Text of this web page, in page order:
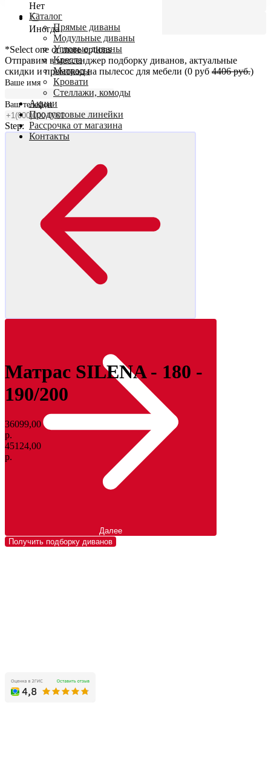
Нет
Иногда
*Select one or more options
Отправим в мессенджер подборку диванов, актуальные
скидки и промокод на пылесос для мебели (0 руб 4406 руб.)
Ваше имя
Ваш телефон
Step:
Далее
Получить подборку диванов
Каталог
Прямые диваны
Модульные диваны
Угловые диваны
Кресла
Матрасы
Кровати
Стеллажи, комоды
Акции
Продуктовые линейки
Рассрочка от магазина
Контакты
Матрас SILENA - 180 -
190/200
36099,00
р.
45124,00
р.